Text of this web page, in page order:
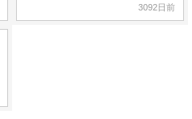
3092日前